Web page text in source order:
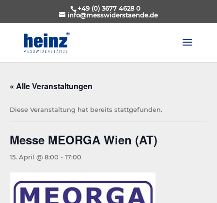
+49 (0) 3677 4628 0
info@messwiderstaende.de
« Alle Veranstaltungen
Diese Veranstaltung hat bereits stattgefunden.
Messe MEORGA Wien (AT)
15. April @ 8:00 - 17:00